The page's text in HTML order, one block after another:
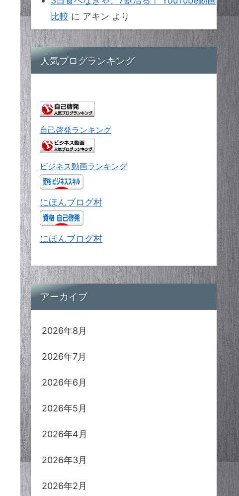
比較 に アキン より
人気ブログランキング
自己啓発ランキング
ビジネス動画ランキング
にほんブログ村
にほんブログ村
アーカイブ
2026年8月
2026年7月
2026年6月
2026年5月
2026年4月
2026年3月
2026年2月